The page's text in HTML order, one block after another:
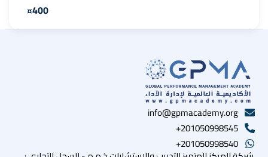
¤400
info@gpmacademy.org
201050998545+
201050998540+